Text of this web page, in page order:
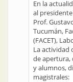
En la
al presidente
Prof.
Tucumán,
(FACET),
La actividad
de apertura,
y alumnos,
magistrales: